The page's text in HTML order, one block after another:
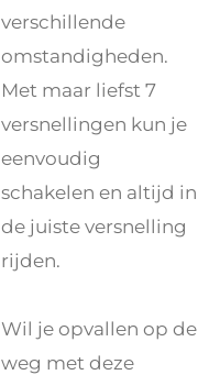
verschillende
omstandigheden.
Met maar liefst 7
versnellingen kun je
eenvoudig
schakelen en altijd in
de juiste versnelling
rijden.
Wil je opvallen op de
weg met deze